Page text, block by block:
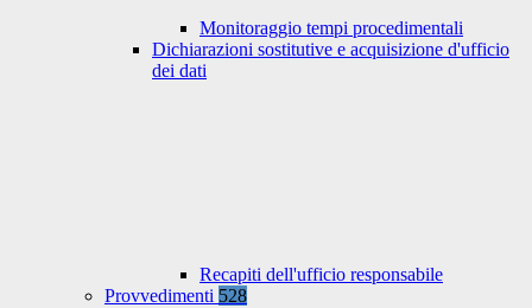
Monitoraggio tempi procedimentali
Dichiarazioni sostitutive e acquisizione d'ufficio
dei dati
Recapiti dell'ufficio responsabile
Provvedimenti 528